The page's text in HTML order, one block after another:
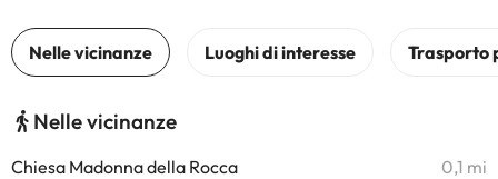
Nelle vicinanze
Chiesa Madonna della Rocca 0,1 mi